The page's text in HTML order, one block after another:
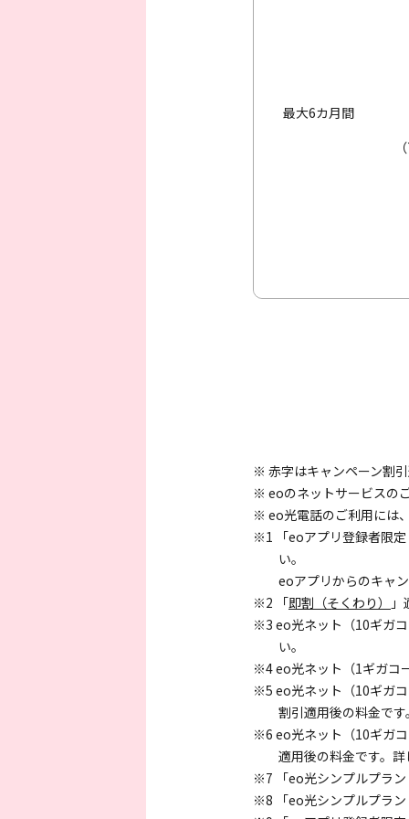
最大6カ月間
※ 赤字はキャンペーン割
※ eoのネットサービスの
※ eo光電話のご利用には
※1 「eoアプリ登録者限
い。
eoアプリからのキャ
※2 「即割（そくわり）
※3 eo光ネット（10ギガ
い。
※4 eo光ネット（1ギガコ
※5 eo光ネット（10ギガ
割引適用後の料金で
※6 eo光ネット（10ギガ
適用後の料金です。
※7 「eo光シンプルプラン
※8 「eo光シンプルプラ